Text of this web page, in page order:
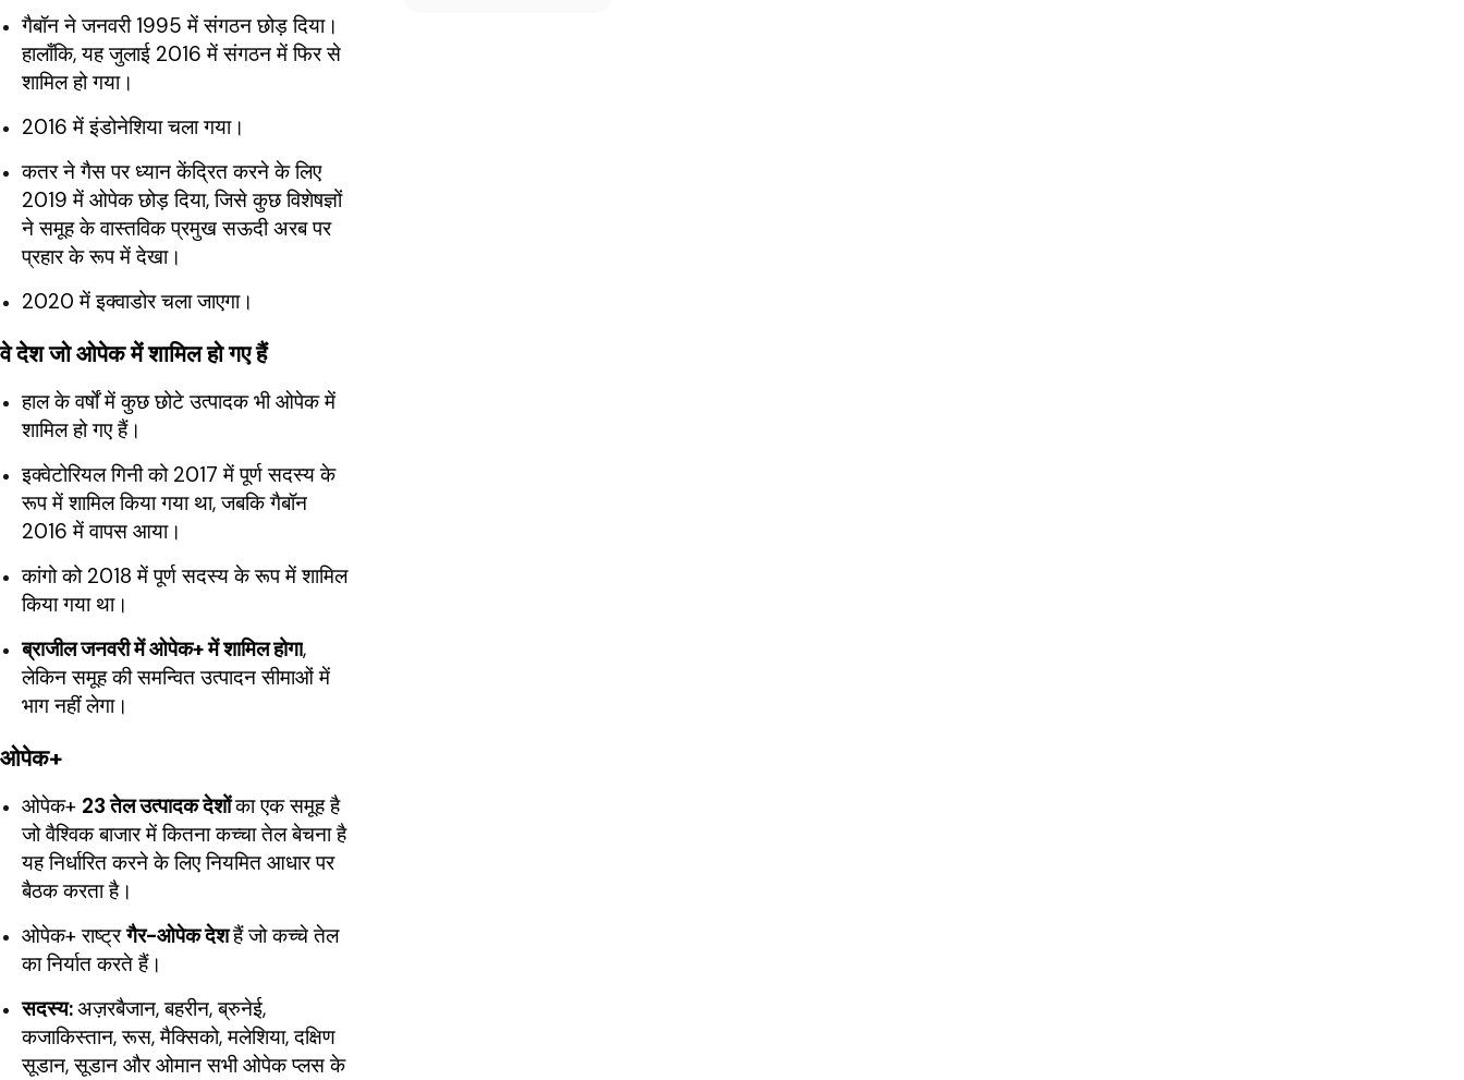
गैबॉन ने जनवरी 1995 में संगठन छोड़ दिया।
हालाँकि, यह जुलाई 2016 में संगठन में फिर से
शामिल हो गया।
2016 में इंडोनेशिया चला गया।
कतर ने गैस पर ध्यान केंद्रित करने के लिए
2019 में ओपेक छोड़ दिया, जिसे कुछ विशेषज्ञों
ने समूह के वास्तविक प्रमुख सऊदी अरब पर
प्रहार के रूप में देखा।
2020 में इक्वाडोर चला जाएगा।
वे देश जो ओपेक में शामिल हो गए हैं
हाल के वर्षों में कुछ छोटे उत्पादक भी ओपेक में
शामिल हो गए हैं।
इक्वेटोरियल गिनी को 2017 में पूर्ण सदस्य के
रूप में शामिल किया गया था, जबकि गैबॉन
2016 में वापस आया।
कांगो को 2018 में पूर्ण सदस्य के रूप में शामिल
किया गया था।
ब्राजील जनवरी में ओपेक+ में शामिल होगा,
लेकिन समूह की समन्वित उत्पादन सीमाओं में
भाग नहीं लेगा।
ओपेक+
ओपेक+ 23 तेल उत्पादक देशोंका एक समूह है
जो वैश्विक बाजार में कितना कच्चा तेल बेचना है
यह निर्धारित करने के लिए नियमित आधार पर
बैठक करता है।
ओपेक+ राष्ट्रगैर-ओपेक देशहैं जो कच्चे तेल
का निर्यात करते हैं।
सदस्य:अज़रबैजान, बहरीन, ब्रुनेई,
कजाकिस्तान, रूस, मैक्सिको, मलेशिया, दक्षिण
सूडान, सूडान और ओमान सभी ओपेक प्लस के